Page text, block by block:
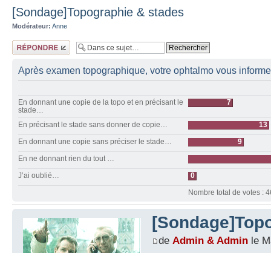
[Sondage]Topographie & stades
Modérateur: Anne
Répondre
Après examen topographique, votre ophtalmo vous
En donnant une copie de la topo et en précisant le
stade…
7
En précisant le stade sans donner de copie…
13
En donnant une copie sans préciser le stade…
9
En ne donnant rien du tout …
J’ai oublié…
0
Nombre total de votes :
de Admin & Adminle